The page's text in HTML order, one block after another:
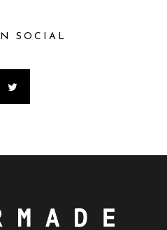
SOCIAL